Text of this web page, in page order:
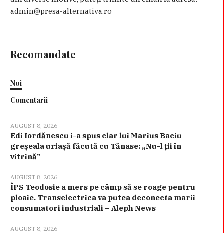
admin@presa-alternativa.ro
Recomandate
Noi
Comentarii
AUGUST 8, 2026
Edi Iordănescu i-a spus clar lui Marius Baciu
greșeala uriașă făcută cu Tănase: „Nu-l ții în
vitrină”
AUGUST 8, 2026
ÎPS Teodosie a mers pe câmp să se roage pentru
ploaie. Transelectrica va putea deconecta marii
consumatori industriali – Aleph News
AUGUST 8, 2026